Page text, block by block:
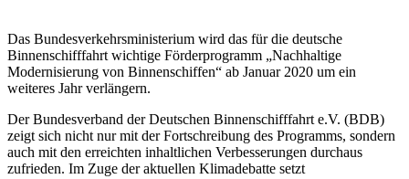
Das Bundesverkehrsministerium wird das für die deutsche
Binnenschifffahrt wichtige Förderprogramm „Nachhaltige
Modernisierung von Binnenschiffen“ ab Januar 2020 um ein
weiteres Jahr verlängern.
Der Bundesverband der Deutschen Binnenschifffahrt e.V. (BDB)
zeigt sich nicht nur mit der Fortschreibung des Programms, sondern
auch mit den erreichten inhaltlichen Verbesserungen durchaus
zufrieden. Im Zuge der aktuellen Klimadebatte setzt